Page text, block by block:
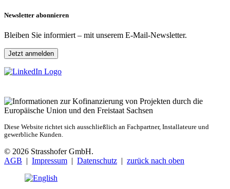
Newsletter abonnieren
Bleiben Sie informiert – mit unserem E-Mail-Newsletter.
Jetzt anmelden
Diese Website richtet sich ausschließlich an Fachpartner, Installateure und
gewerbliche Kunden.
© 2026 Strasshofer GmbH.
AGB | Impressum | Datenschutz | zurück nach oben